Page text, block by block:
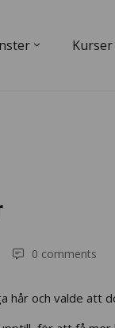
Kurser
0 comments
hår och valde att